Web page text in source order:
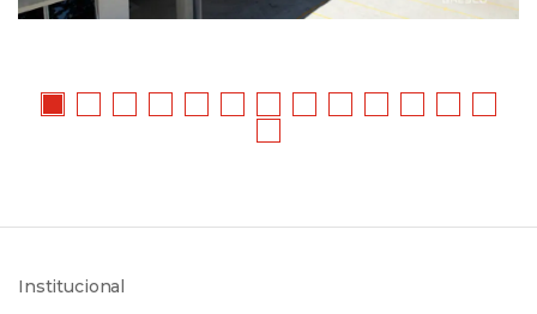
Institucional